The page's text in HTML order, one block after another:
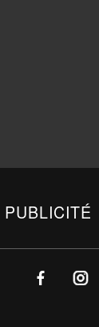
PUBLICITÉ